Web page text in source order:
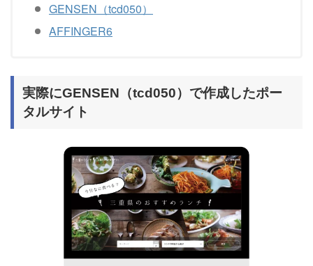
GENSEN（tcd050）
AFFINGER6
実際にGENSEN（tcd050）で作成したポー
タルサイト